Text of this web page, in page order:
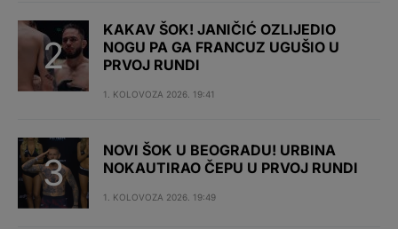
KAKAV ŠOK! JANIČIĆ OZLIJEDIO
NOGU PA GA FRANCUZ UGUŠIO U
PRVOJ RUNDI
1. KOLOVOZA 2026. 19:41
NOVI ŠOK U BEOGRADU! URBINA
NOKAUTIRAO ČEPU U PRVOJ RUNDI
1. KOLOVOZA 2026. 19:49